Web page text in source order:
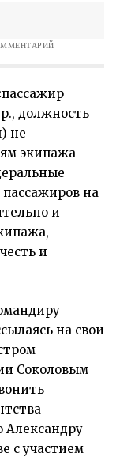
должность
не
экипажа
на
и
и
на свои
Соколовым
Александру
с участием